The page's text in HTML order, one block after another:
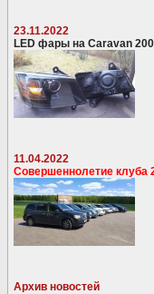
23.11.2022
LED фары на Caravan
11.04.2022
Совершеннолетие клуба
Архив новостей